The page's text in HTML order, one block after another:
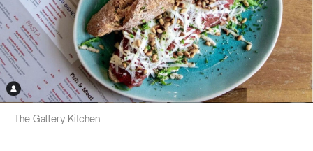
The Gallery Kitchen